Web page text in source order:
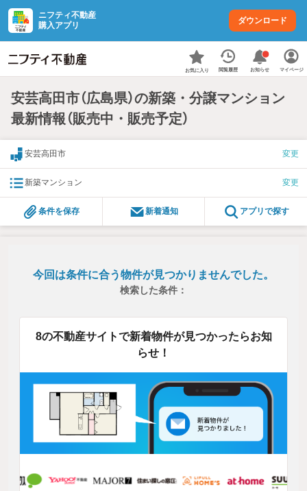
ニフティ不動産
購入アプリ
ダウンロード
お気に入り 閲覧履歴 お知らせ マイページ
安芸高田市（広島県）の新築・分譲マンション
最新情報（販売中・販売予定）
安芸高田市 変更
新築マンション 変更
条件を保存 新着通知 アプリで探す
今回は条件に合う物件が見つかりませんでした。
検索した条件：
8の不動産サイトで新着物件が見つかったらお知
らせ！